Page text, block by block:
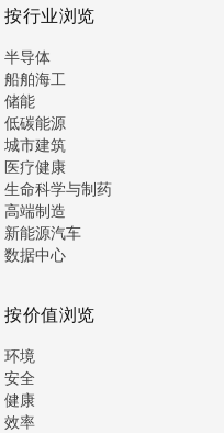
按行业浏览
半导体
船舶海工
储能
低碳能源
城市建筑
医疗健康
生命科学与制药
高端制造
新能源汽车
数据中心
按价值浏览
环境
安全
健康
效率